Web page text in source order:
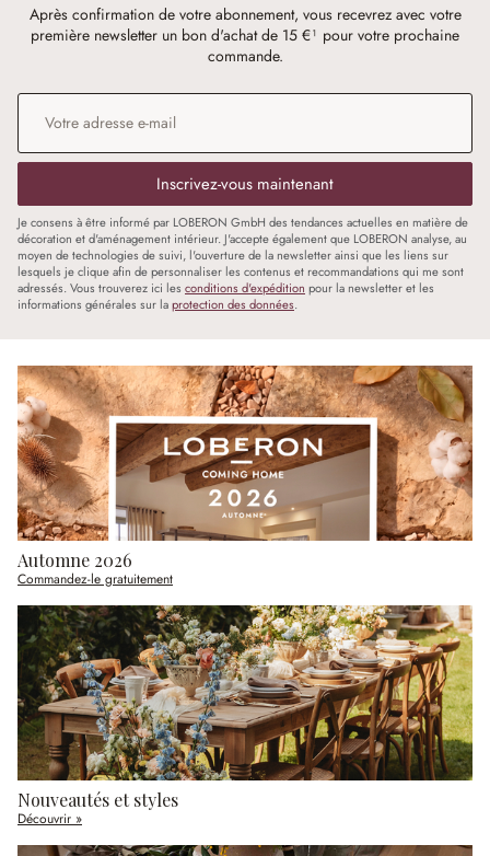
Après confirmation de votre abonnement, vous recevrez avec votre
première newsletter un bon d'achat de 15 €¹ pour votre prochaine
commande.
Adresse e-mail
Inscrivez-vous maintenant
Je consens à être informé par LOBERON GmbH des tendances actuelles en matière de
décoration et d'aménagement intérieur. J'accepte également que LOBERON analyse, au
moyen de technologies de suivi, l'ouverture de la newsletter ainsi que les liens sur
lesquels je clique afin de personnaliser les contenus et recommandations qui me sont
adressés. Vous trouverez ici les conditions d'expédition pour la newsletter et les
informations générales sur laprotection des données.
Automne 2026
Commandez-le gratuitement
Nouveautés et styles
Découvrir »